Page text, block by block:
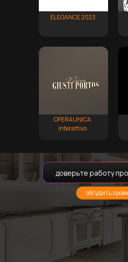
OPERAUNICA
interattivo
ELEGANCE 2023
обсудить
доверьте работу